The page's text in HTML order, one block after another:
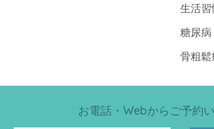
生活習
糖尿病
骨粗鬆
お電話・Webからご予約い